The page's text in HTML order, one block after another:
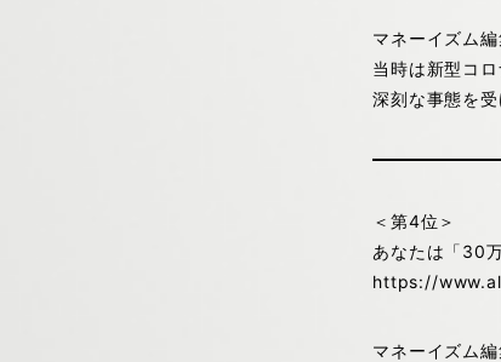
マネーイズム編
当時は新型コ
深刻な事態を
＜第4位＞
あなたは「30
https://
マネーイズム編